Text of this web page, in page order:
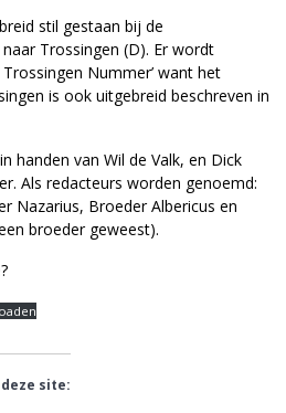
stil gestaan bij de
Trossingen (D). Er wordt
Nummer’ want het
is ook uitgebreid beschreven in
handen van Wil de Valk, en Dick
Als redacteurs worden genoemd:
Nazarius, Broeder Albericus en
broeder geweest).
site: